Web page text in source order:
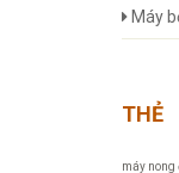
Máy
THẺ
máy nong